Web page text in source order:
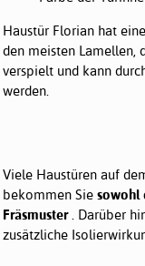
Haustür Florian hat
den meisten Lamellen,
verspielt und kann
werden.
Viele Haustüren auf
bekommen Sie sowohl
Fräsmuster. Darüber
zusätzliche